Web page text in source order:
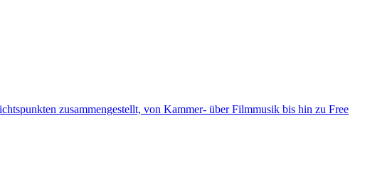
zusammengestellt, von Kammer- über Filmmusik bis hin zu Free